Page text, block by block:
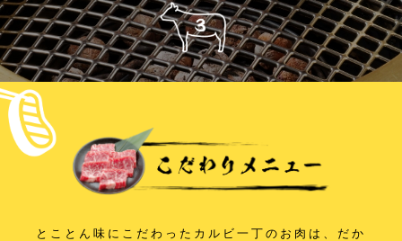
とことん味にこだわったカルビ一丁のお肉は、だか